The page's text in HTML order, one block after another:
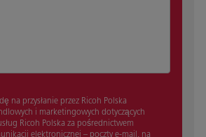
na przysłanie przez Ricoh Polska
i marketingowych dotyczących
Ricoh Polska za pośrednictwem
elektronicznej – poczty e-mail, na